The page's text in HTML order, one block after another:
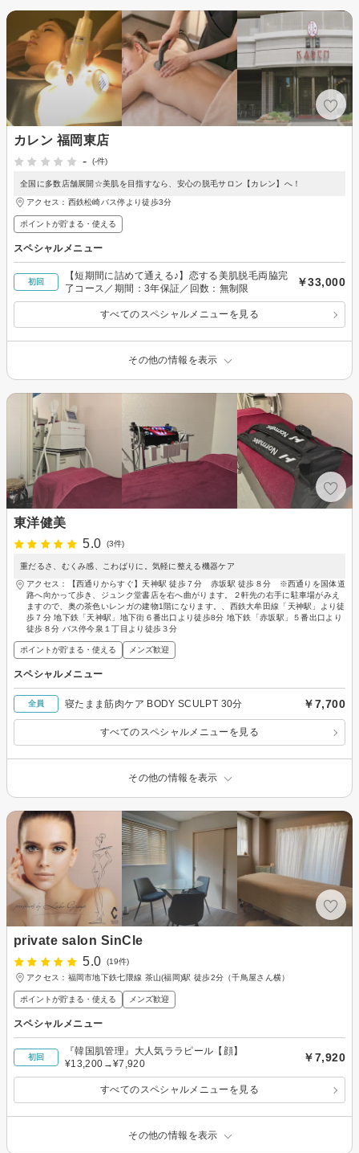
カレン 福岡東店
-
(-件)
全国に多数店舗展開☆美肌を目指すなら、安心の脱毛サロン【カレン】へ！
アクセス：西鉄松崎バス停より徒歩3分
ポイントが貯まる・使える
スペシャルメニュー
初回
【短期間に詰めて通える♪】恋する美肌脱毛両脇完
了コース／期間：3年保証／回数：無制限
￥33,000
すべてのスペシャルメニューを見る
その他の情報を表示
東洋健美
5.0
(3件)
重だるさ、むくみ感、こわばりに。気軽に整える機器ケア
アクセス：【西通りからすぐ】天神駅 徒歩７分 赤坂駅 徒歩８分 ※西通りを国体道
路へ向かって歩き、ジュンク堂書店を右へ曲がります。２軒先の右手に駐車場がみえ
ますので、奥の茶色いレンガの建物1階になります。、西鉄大牟田線「天神駅」より徒
歩７分 地下鉄「天神駅」地下街６番出口より徒歩8分 地下鉄「赤坂駅」５番出口より
徒歩８分 バス停今泉１丁目より徒歩３分
ポイントが貯まる・使える メンズ歓迎
スペシャルメニュー
全員 寝たまま筋肉ケア BODY SCULPT 30分 ￥7,700
すべてのスペシャルメニューを見る
その他の情報を表示
private salon SinCle
5.0
(19件)
アクセス：福岡市地下鉄七隈線 茶山(福岡)駅 徒歩2分（千鳥屋さん横）
ポイントが貯まる・使える メンズ歓迎
スペシャルメニュー
初回
『韓国肌管理』大人気ララピール【顔】
¥13,200→¥7,920
￥7,920
すべてのスペシャルメニューを見る
その他の情報を表示